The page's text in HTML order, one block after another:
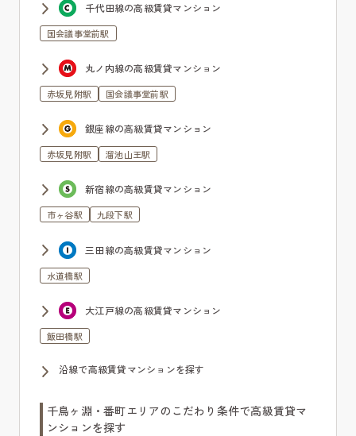
千代田線の高級賃貸マンション
国会議事堂前駅
丸ノ内線の高級賃貸マンション
赤坂見附駅 国会議事堂前駅
銀座線の高級賃貸マンション
赤坂見附駅 溜池山王駅
新宿線の高級賃貸マンション
市ヶ谷駅 九段下駅
三田線の高級賃貸マンション
水道橋駅
大江戸線の高級賃貸マンション
飯田橋駅
沿線で高級賃貸マンションを探す
千鳥ヶ淵・番町エリアのこだわり条件で高級賃貸マ
ンションを探す